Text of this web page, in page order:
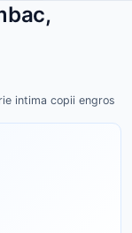
intima copii engros